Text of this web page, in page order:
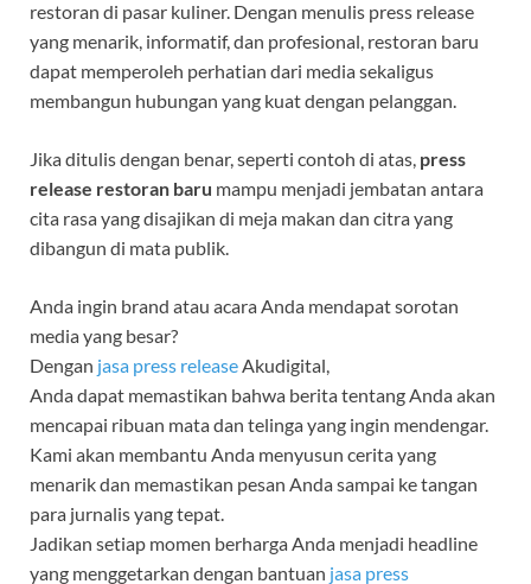
restoran di pasar kuliner. Dengan menulis press release
yang menarik, informatif, dan profesional, restoran baru
dapat memperoleh perhatian dari media sekaligus
membangun hubungan yang kuat dengan pelanggan.
Jika ditulis dengan benar, seperti contoh di atas, press
release restoran baru mampu menjadi jembatan antara
cita rasa yang disajikan di meja makan dan citra yang
dibangun di mata publik.
Anda ingin brand atau acara Anda mendapat sorotan
media yang besar?
Dengan jasa press release Akudigital,
Anda dapat memastikan bahwa berita tentang Anda akan
mencapai ribuan mata dan telinga yang ingin mendengar.
Kami akan membantu Anda menyusun cerita yang
menarik dan memastikan pesan Anda sampai ke tangan
para jurnalis yang tepat.
Jadikan setiap momen berharga Anda menjadi headline
yang menggetarkan dengan bantuan jasa press